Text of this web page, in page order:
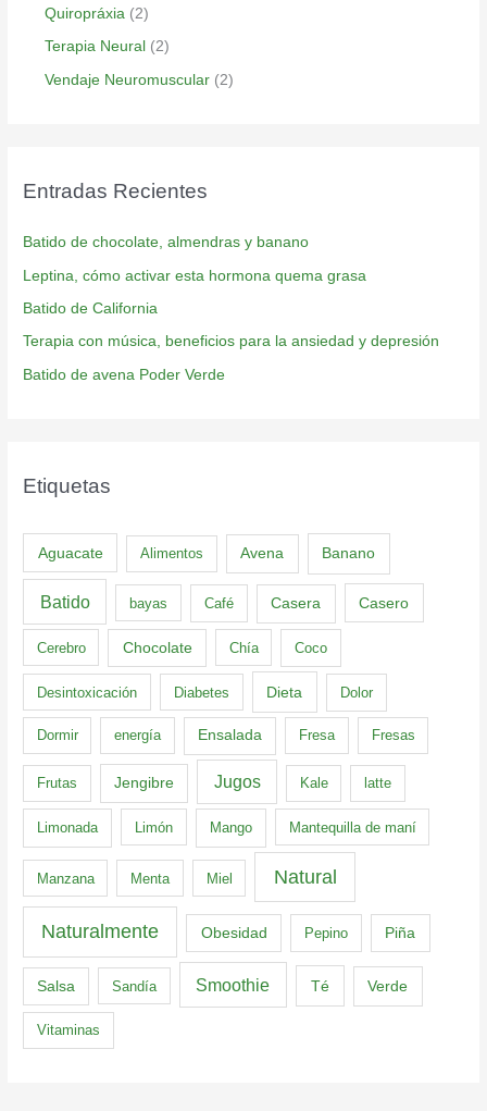
Quiropráxia (2)
Terapia Neural (2)
Vendaje Neuromuscular (2)
Entradas Recientes
Batido de chocolate, almendras y banano
Leptina, cómo activar esta hormona quema grasa
Batido de California
Terapia con música, beneficios para la ansiedad y depresión
Batido de avena Poder Verde
Etiquetas
Aguacate Alimentos Avena Banano
Batido bayas Café Casera Casero
Cerebro Chocolate Chía Coco
Desintoxicación Diabetes Dieta Dolor
Dormir energía Ensalada Fresa Fresas
Frutas Jengibre Jugos Kale latte
Limonada Limón Mango Mantequilla de maní
Manzana Menta Miel Natural
Naturalmente Obesidad Pepino Piña
Salsa Sandía Smoothie Té Verde
Vitaminas